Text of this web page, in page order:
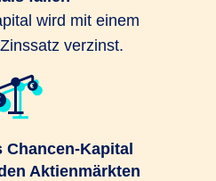
wird mit einem
verzinst.
Chancen-Kapital
Aktienmärkten